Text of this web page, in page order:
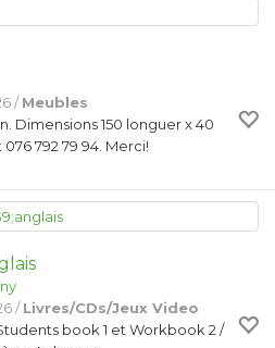
/Meubles
Dimensions 150 longuer x 40
792 79 94. Merci!
/Livres/CDs/Jeux Video
book 1 et Workbook 2 /